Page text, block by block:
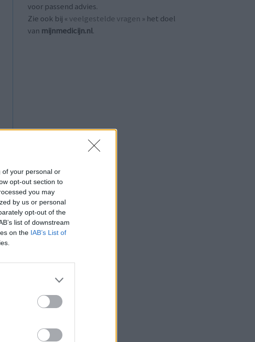
of your personal or
opt-out section to
you may
by us or personal
opt-out of the
list of downstream
on the IAB’s List of
voor passend advies.
Zie ook bij « veelgestelde vragen » het doel
van mijnmedicijn.nl.